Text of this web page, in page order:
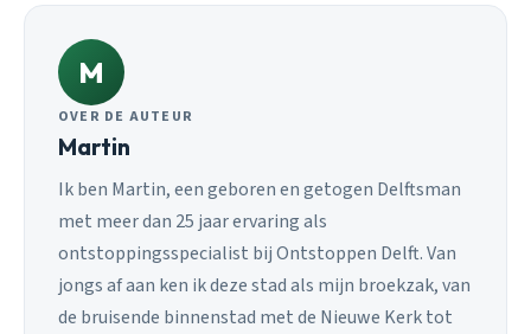
M
OVER DE AUTEUR
Martin
Ik ben Martin, een geboren en getogen Delftsman
met meer dan 25 jaar ervaring als
ontstoppingsspecialist bij Ontstoppen Delft. Van
jongs af aan ken ik deze stad als mijn broekzak, van
de bruisende binnenstad met de Nieuwe Kerk tot